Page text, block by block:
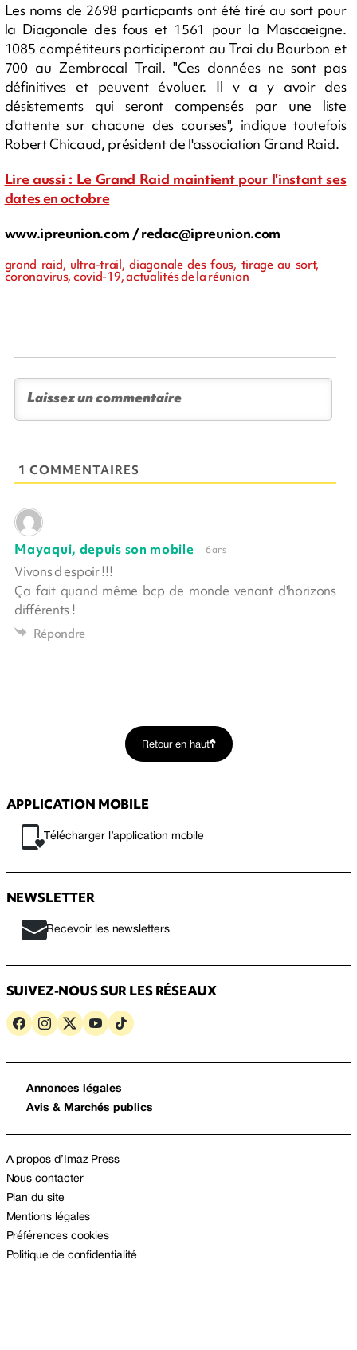
Les noms de 2698 particpants ont été tiré au sort pour
la Diagonale des fous et 1561 pour la Mascaeigne.
1085 compétiteurs participeront au Trai du Bourbon et
700 au Zembrocal Trail. "Ces données ne sont pas
définitives et peuvent évoluer. Il v a y avoir des
désistements qui seront compensés par une liste
d'attente sur chacune des courses", indique toutefois
Robert Chicaud, président de l'association Grand Raid.
Lire aussi : Le Grand Raid maintient pour l'instant ses
dates en octobre
www.ipreunion.com /redac@ipreunion.com
grand raid, ultra-trail, diagonale des fous, tirage au sort,
coronavirus, covid-19, actualités de la réunion
1 COMMENTAIRES
Mayaqui, depuis son mobile 6 ans
Vivons d espoir !!!
Ça fait quand même bcp de monde venant d'horizons
différents !
Répondre
Retour en haut
APPLICATION MOBILE
Télécharger l’application mobile
NEWSLETTER
Recevoir les newsletters
SUIVEZ-NOUS SUR LES RÉSEAUX
Annonces légales
Avis & Marchés publics
A propos d’Imaz Press
Nous contacter
Plan du site
Mentions légales
Préférences cookies
Politique de confidentialité